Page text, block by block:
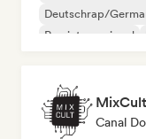
Deutschrap/
Rap internacional
Canal